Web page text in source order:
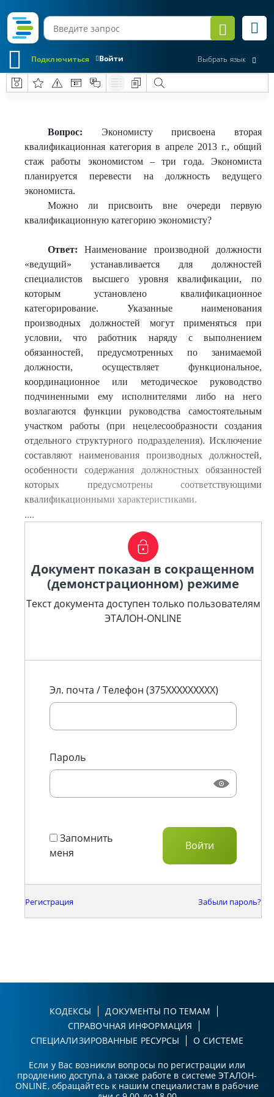
Войти
Подключиться Выбрать язык
Вопрос: Экономисту присвоена вторая
квалификационная категория в апреле 2013 г., общий
стаж работы экономистом – три года. Экономиста
планируется перевести на должность ведущего
экономиста.
Можно ли присвоить вне очереди первую
квалификационную категорию экономисту?
Ответ: Наименование производной должности
«ведущий» устанавливается для должностей
специалистов высшего уровня квалификации, по
которым установлено квалификационное
категорирование. Указанные наименования
производных должностей могут применяться при
условии, что работник наряду с выполнением
обязанностей, предусмотренных по занимаемой
должности, осуществляет функциональное,
координационное или методическое руководство
подчиненными ему исполнителями либо на него
возлагаются функции руководства самостоятельным
участком работы (при нецелесообразности создания
отдельного структурного подразделения). Исключение
составляют наименования производных должностей,
особенности содержания должностных обязанностей
которых предусмотрены соответствующими
квалификационными характеристиками.
....
Документ показан в сокращенном
(демонстрационном) режиме
Текст документа доступен только пользователям
ЭТАЛОН-ONLINE
Эл. почта / Телефон (375XXXXXXXXX)
Пароль
Запомнить
меня
Регистрация Забыли пароль?
КОДЕКСЫ
ДОКУМЕНТЫ ПО ТЕМАМ
СПРАВОЧНАЯ ИНФОРМАЦИЯ
СПЕЦИАЛИЗИРОВАННЫЕ РЕСУРСЫ
О СИСТЕМЕ
Если у Вас возникли вопросы по регистрации или
продлению доступа, а также работе в системе ЭТАЛОН-
ONLINE, обращайтесь к нашим специалистам в рабочие